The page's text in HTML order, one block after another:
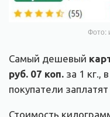
Фото:
Самый дешевый
руб. 07 коп. за 1 кг.,
покупатели заплатят
Стоимость